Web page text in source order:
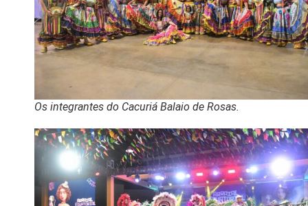
Os integrantes do Cacuriá Balaio de Rosas.